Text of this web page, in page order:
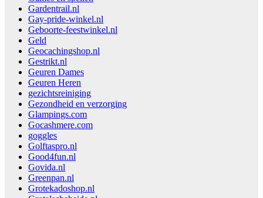
Gardentrail.nl
Gay-pride-winkel.nl
Geboorte-feestwinkel.nl
Geld
Geocachingshop.nl
Gestrikt.nl
Geuren Dames
Geuren Heren
gezichtsreiniging
Gezondheid en verzorging
Glampings.com
Gocashmere.com
goggles
Golftaspro.nl
Good4fun.nl
Govida.nl
Greenpan.nl
Grotekadoshop.nl